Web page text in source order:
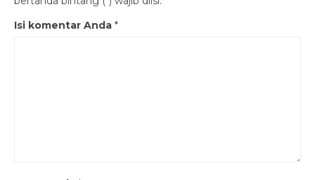
Isi komentar Anda *